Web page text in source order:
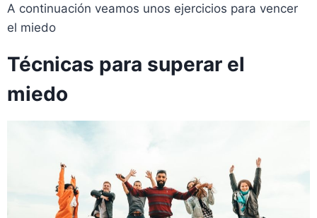
A continuación veamos unos ejercicios para vencer
el miedo
Técnicas para superar el
miedo